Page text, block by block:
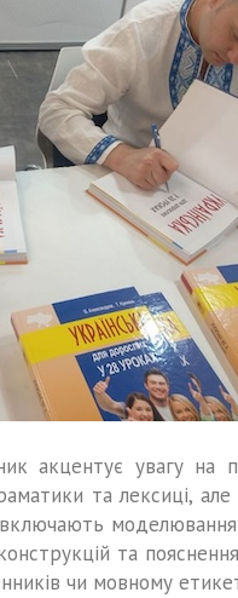
акцентує увагу на
та лексиці,
та
чи мовному